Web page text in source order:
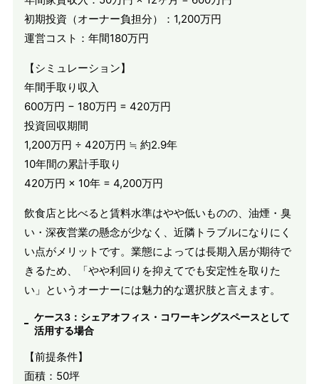
初期投資（オーナー負担分）：1,200万円
運営コスト：年間180万円
【シミュレーション】
年間手取り収入
600万円 − 180万円 = 420万円
投資回収期間
1,200万円 ÷ 420万円 ≒ 約2.9年
10年間の累計手取り
420万円 × 10年 = 4,200万円
飲食店と比べると賃料水準はやや低いものの、油煙・臭
い・深夜営業の懸念が少なく、近隣トラブルになりにく
い点がメリットです。業態によっては長期入居が期待で
きるため、「やや利回りを抑えてでも安定性を取りた
い」というオーナーには魅力的な選択肢と言えます。
ケース3：シェアオフィス・コワーキングスペースとして
活用する場合
【前提条件】
面積：50坪